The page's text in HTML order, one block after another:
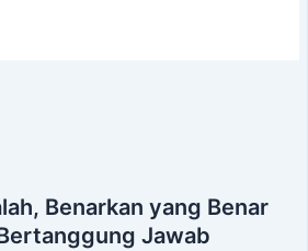
Benarkan yang Benar
Jawab